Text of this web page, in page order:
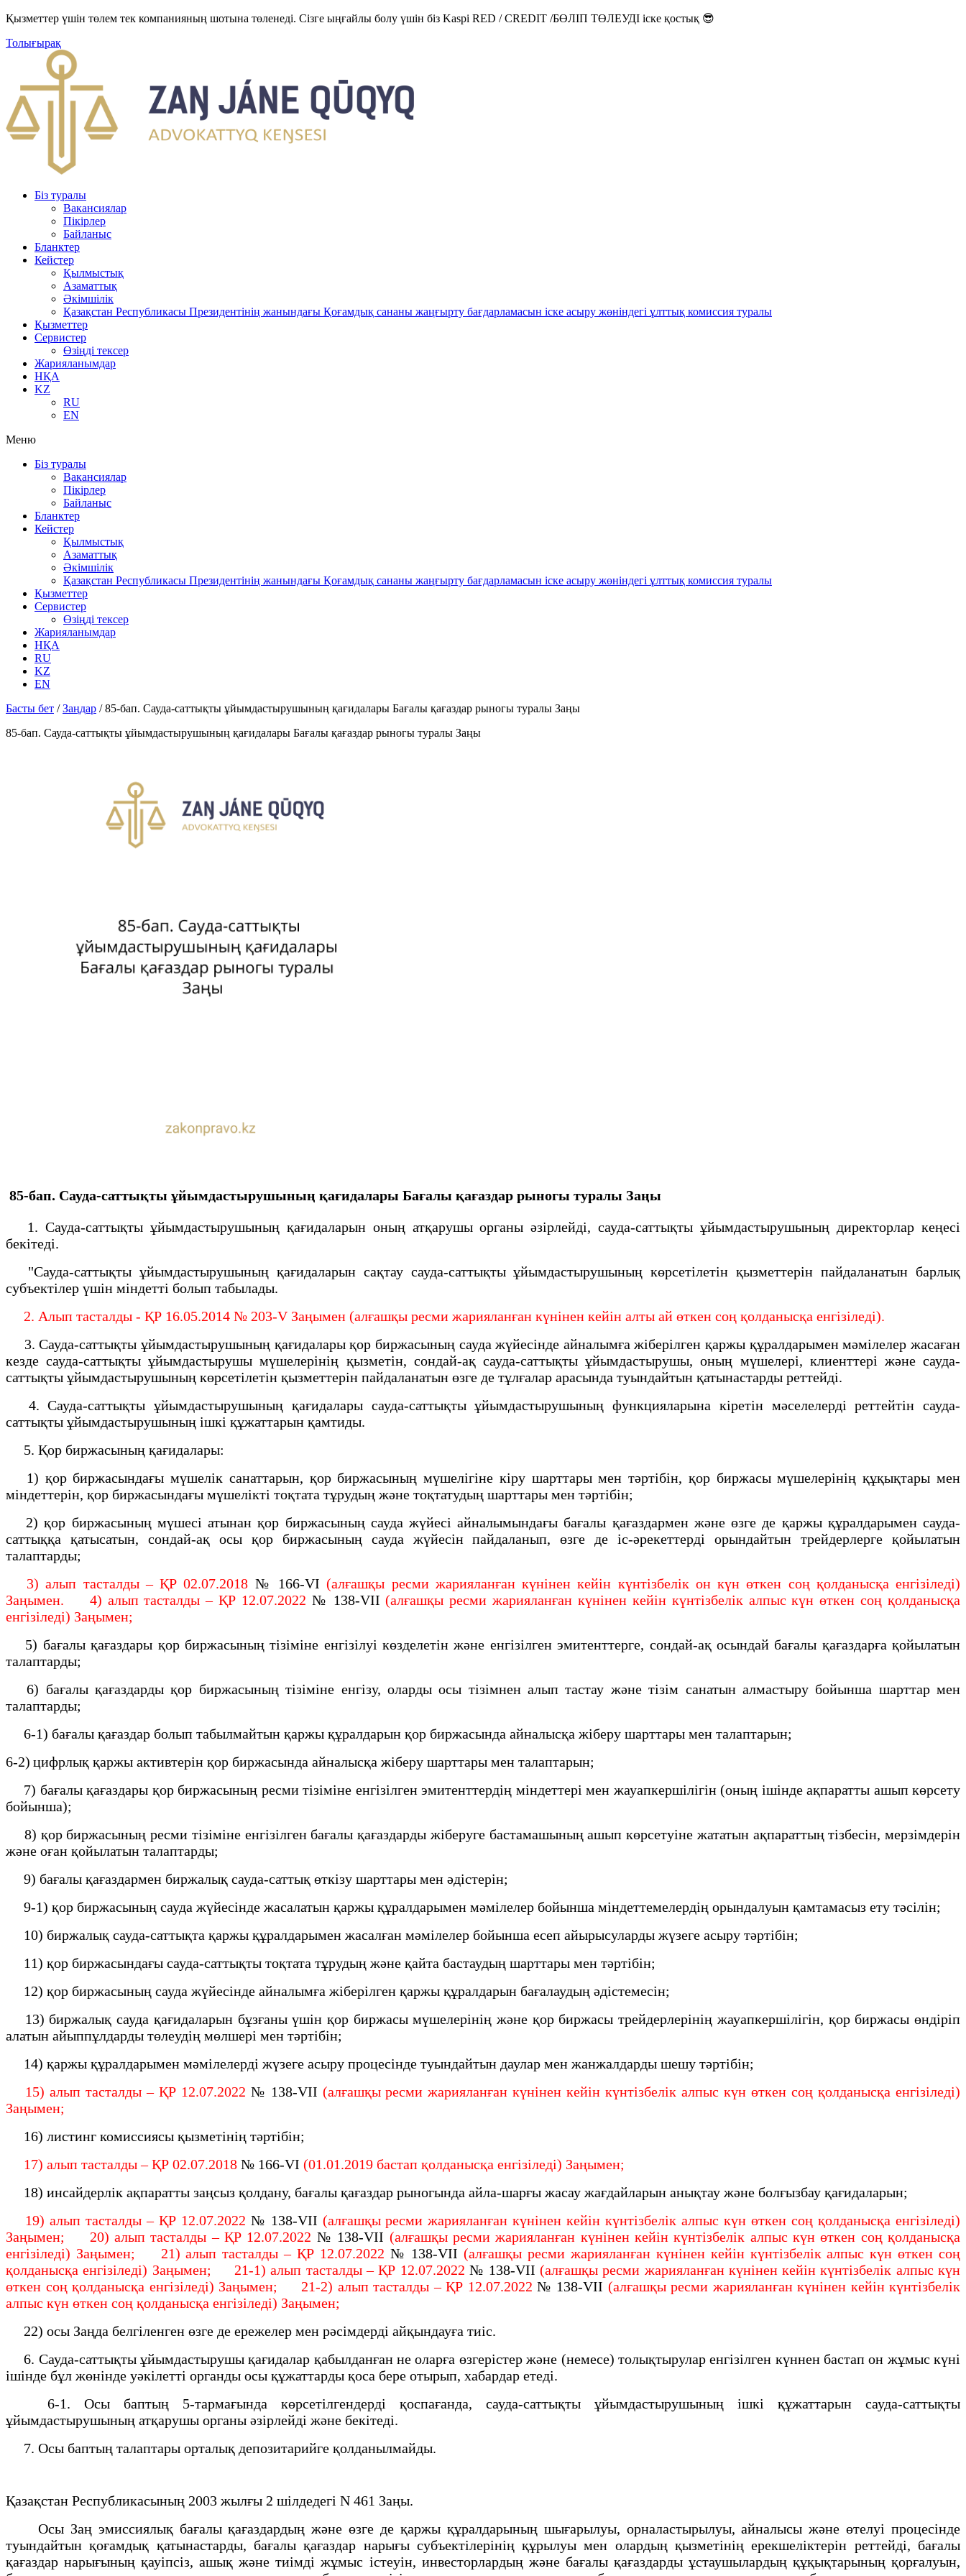
Қызметтер үшін төлем тек компанияның шотына төленеді. Сізге ыңғайлы болу үшін біз Kaspi RED / CREDIT /БӨЛІП ТӨЛЕУДІ іске қостық 😎
Толығырақ
Біз туралы
Вакансиялар
Пікірлер
Байланыс
Бланктер
Кейстер
Қылмыстық
Азаматтық
Әкімшілік
Қазақстан Республикасы Президентінің жанындағы Қоғамдық сананы жаңғырту бағдарламасын іске асыру жөніндегі ұлттық комиссия туралы
Қызметтер
Сервистер
Өзіңді тексер
Жарияланымдар
НҚА
KZ
RU
EN
Меню
Біз туралы
Вакансиялар
Пікірлер
Байланыс
Бланктер
Кейстер
Қылмыстық
Азаматтық
Әкімшілік
Қазақстан Республикасы Президентінің жанындағы Қоғамдық сананы жаңғырту бағдарламасын іске асыру жөніндегі ұлттық комиссия туралы
Қызметтер
Сервистер
Өзіңді тексер
Жарияланымдар
НҚА
RU
KZ
EN
Басты бет /Заңдар /85-бап. Сауда-саттықты ұйымдастырушының қағидалары Бағалы қағаздар рыногы туралы Заңы
85-бап. Сауда-саттықты ұйымдастырушының қағидалары Бағалы қағаздар рыногы туралы Заңы
85-бап. Сауда-саттықты ұйымдастырушының қағидалары Бағалы қағаздар рыногы туралы Заңы
1. Сауда-саттықты ұйымдастырушының қағидаларын оның атқарушы органы әзiрлейдi, сауда-саттықты ұйымдастырушының директорлар кеңесi
бекiтедi.
"Сауда-саттықты ұйымдастырушының қағидаларын сақтау сауда-саттықты ұйымдастырушының көрсетілетін қызметтерін пайдаланатын барлық
субъектілер үшін міндетті болып табылады.
2. Алып тасталды - ҚР 16.05.2014 № 203-V Заңымен (алғашқы ресми жарияланған күнінен кейін алты ай өткен соң қолданысқа енгізіледі).
3. Сауда-саттықты ұйымдастырушының қағидалары қор биржасының сауда жүйесінде айналымға жiберiлген қаржы құралдарымен мәмiлелер жасаған
кезде сауда-саттықты ұйымдастырушы мүшелерiнiң қызметiн, сондай-ақ сауда-саттықты ұйымдастырушы, оның мүшелері, клиенттері және сауда-
саттықты ұйымдастырушының көрсетілетін қызметтерін пайдаланатын өзге де тұлғалар арасында туындайтын қатынастарды реттейдi.
4. Сауда-саттықты ұйымдастырушының қағидалары сауда-саттықты ұйымдастырушының функцияларына кiретiн мәселелердi реттейтiн сауда-
саттықты ұйымдастырушының iшкi құжаттарын қамтиды.
5. Қор биржасының қағидалары:
1) қор биржасындағы мүшелiк санаттарын, қор биржасының мүшелiгiне кiру шарттары мен тәртiбiн, қор биржасы мүшелерiнiң құқықтары мен
мiндеттерiн, қор биржасындағы мүшелiктi тоқтата тұрудың және тоқтатудың шарттары мен тәртiбiн;
2) қор биржасының мүшесі атынан қор биржасының сауда жүйесі айналымындағы бағалы қағаздармен және өзге де қаржы құралдарымен сауда-
саттыққа қатысатын, сондай-ақ осы қор биржасының сауда жүйесін пайдаланып, өзге де іс-әрекеттерді орындайтын трейдерлерге қойылатын
талаптарды;
3) алып тасталды – ҚР 02.07.2018 № 166-VІ (алғашқы ресми жарияланған күнінен кейін күнтізбелік он күн өткен соң қолданысқа енгізіледі)
Заңымен. 4) алып тасталды – ҚР 12.07.2022 № 138-VII (алғашқы ресми жарияланған күнінен кейін күнтізбелік алпыс күн өткен соң қолданысқа
енгізіледі) Заңымен;
5) бағалы қағаздары қор биржасының тiзiмiне енгiзілуі көзделетін және енгiзiлген эмитенттерге, сондай-ақ осындай бағалы қағаздарға қойылатын
талаптарды;
6) бағалы қағаздарды қор биржасының тiзiмiне енгiзу, оларды осы тiзiмнен алып тастау және тiзiм санатын алмастыру бойынша шарттар мен
талаптарды;
6-1) бағалы қағаздар болып табылмайтын қаржы құралдарын қор биржасында айналысқа жіберу шарттары мен талаптарын;
6-2) цифрлық қаржы активтерін қор биржасында айналысқа жіберу шарттары мен талаптарын;
7) бағалы қағаздары қор биржасының ресми тiзiмiне енгiзiлген эмитенттердiң мiндеттерi мен жауапкершiлiгiн (оның iшiнде ақпаратты ашып көрсету
бойынша);
8) қор биржасының ресми тізіміне енгізілген бағалы қағаздарды жіберуге бастамашының ашып көрсетуіне жататын ақпараттың тізбесін, мерзімдерін
және оған қойылатын талаптарды;
9) бағалы қағаздармен биржалық сауда-саттық өткiзу шарттары мен әдістерін;
9-1) қор биржасының сауда жүйесінде жасалатын қаржы құралдарымен мәмілелер бойынша міндеттемелердің орындалуын қамтамасыз ету тәсілін;
10) биржалық сауда-саттықта қаржы құралдарымен жасалған мәмiлелер бойынша есеп айырысуларды жүзеге асыру тәртiбiн;
11) қор биржасындағы сауда-саттықты тоқтата тұрудың және қайта бастаудың шарттары мен тәртібін;
12) қор биржасының сауда жүйесiнде айналымға жiберiлген қаржы құралдарын бағалаудың әдiстемесiн;
13) биржалық сауда қағидаларын бұзғаны үшiн қор биржасы мүшелерiнiң және қор биржасы трейдерлерінің жауапкершiлiгiн, қор биржасы өндiрiп
алатын айыппұлдарды төлеудiң мөлшерi мен тәртiбiн;
14) қаржы құралдарымен мәмiлелердi жүзеге асыру процесінде туындайтын даулар мен жанжалдарды шешу тәртiбiн;
15) алып тасталды – ҚР 12.07.2022 № 138-VII (алғашқы ресми жарияланған күнінен кейін күнтізбелік алпыс күн өткен соң қолданысқа енгізіледі)
Заңымен;
16) листинг комиссиясы қызметінің тәртібін;
17) алып тасталды – ҚР 02.07.2018 № 166-VІ (01.01.2019 бастап қолданысқа енгізіледі) Заңымен;
18) инсайдерлік ақпаратты заңсыз қолдану, бағалы қағаздар рыногында айла-шарғы жасау жағдайларын анықтау және болғызбау қағидаларын;
19) алып тасталды – ҚР 12.07.2022 № 138-VII (алғашқы ресми жарияланған күнінен кейін күнтізбелік алпыс күн өткен соң қолданысқа енгізіледі)
Заңымен; 20) алып тасталды – ҚР 12.07.2022 № 138-VII (алғашқы ресми жарияланған күнінен кейін күнтізбелік алпыс күн өткен соң қолданысқа
енгізіледі) Заңымен; 21) алып тасталды – ҚР 12.07.2022 № 138-VII (алғашқы ресми жарияланған күнінен кейін күнтізбелік алпыс күн өткен соң
қолданысқа енгізіледі) Заңымен; 21-1) алып тасталды – ҚР 12.07.2022 № 138-VII (алғашқы ресми жарияланған күнінен кейін күнтізбелік алпыс күн
өткен соң қолданысқа енгізіледі) Заңымен; 21-2) алып тасталды – ҚР 12.07.2022 № 138-VII (алғашқы ресми жарияланған күнінен кейін күнтізбелік
алпыс күн өткен соң қолданысқа енгізіледі) Заңымен;
22) осы Заңда белгіленген өзге де ережелер мен рәсімдерді айқындауға тиіс.
6. Сауда-саттықты ұйымдастырушы қағидалар қабылданған не оларға өзгерістер және (немесе) толықтырулар енгізілген күннен бастап он жұмыс күнi
iшiнде бұл жөнінде уәкілетті органды осы құжаттарды қоса бере отырып, хабардар етеді.
6-1. Осы баптың 5-тармағында көрсетілгендерді қоспағанда, сауда-саттықты ұйымдастырушының ішкі құжаттарын сауда-саттықты
ұйымдастырушының атқарушы органы әзірлейді және бекітеді.
7. Осы баптың талаптары орталық депозитарийге қолданылмайды.
Қазақстан Республикасының 2003 жылғы 2 шілдедегі N 461 Заңы.
Осы Заң эмиссиялық бағалы қағаздардың және өзге де қаржы құралдарының шығарылуы, орналастырылуы, айналысы және өтелуi процесiнде
туындайтын қоғамдық қатынастарды, бағалы қағаздар нарығы субъектiлерiнiң құрылуы мен олардың қызметiнің ерекшелiктерiн реттейдi, бағалы
қағаздар нарығының қауiпсiз, ашық және тиiмдi жұмыс iстеуiн, инвесторлардың және бағалы қағаздарды ұстаушылардың құқықтарының қорғалуын,